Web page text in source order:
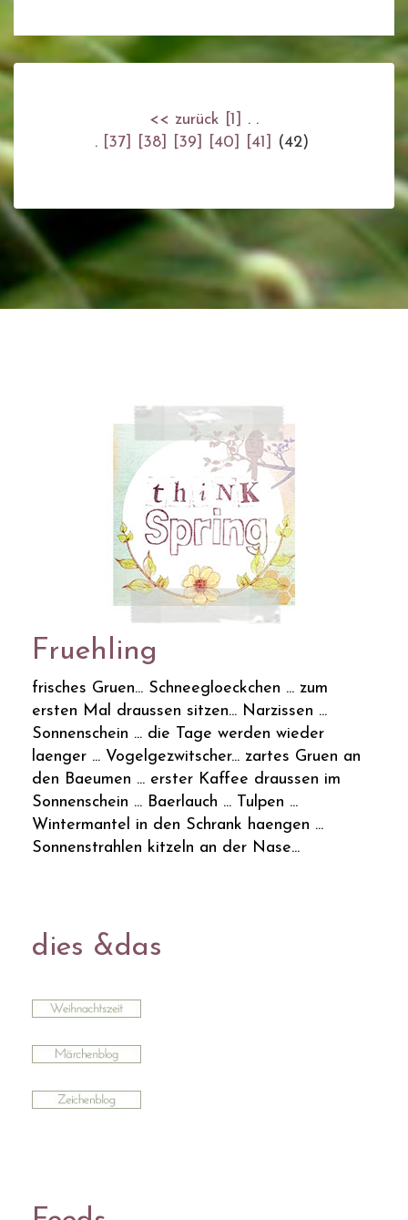
<< zurück [1]
. .
.
[37] [38] [39] [40] [41] (42)
Fruehling
frisches Gruen... Schneegloeckchen ... zum
ersten Mal draussen sitzen... Narzissen ...
Sonnenschein ... die Tage werden wieder
laenger ... Vogelgezwitscher... zartes Gruen an
den Baeumen ... erster Kaffee draussen im
Sonnenschein ... Baerlauch ... Tulpen ...
Wintermantel in den Schrank haengen ...
Sonnenstrahlen kitzeln an der Nase...
dies &das